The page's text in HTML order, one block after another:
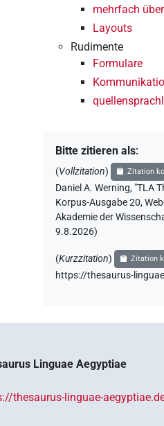
mehrfach
Layouts
Rudimente
Formulare
Bitte zitieren als:
(Vollzitation) Zitation
Daniel A. Werning, "TLA
Korpus-Ausgabe 20,
Akademie der
9.8.2026)
(Kurzzitation) Zitation
https://thesaurus-
Linguae Aegyptiae
thesaurus-linguae-